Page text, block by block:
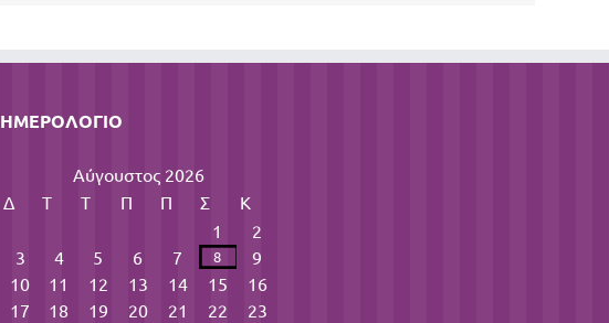
ΗΜΕΡΟΛΌΓΙΟ
Αύγουστος 2026
Δ
Τ Τ Π Π Σ
Κ
1
2
3
4 5 6 7 8
9
10
11 12 13 14 15
16
17
18 19 20 21 22
23